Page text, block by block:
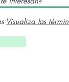
Visualiza los